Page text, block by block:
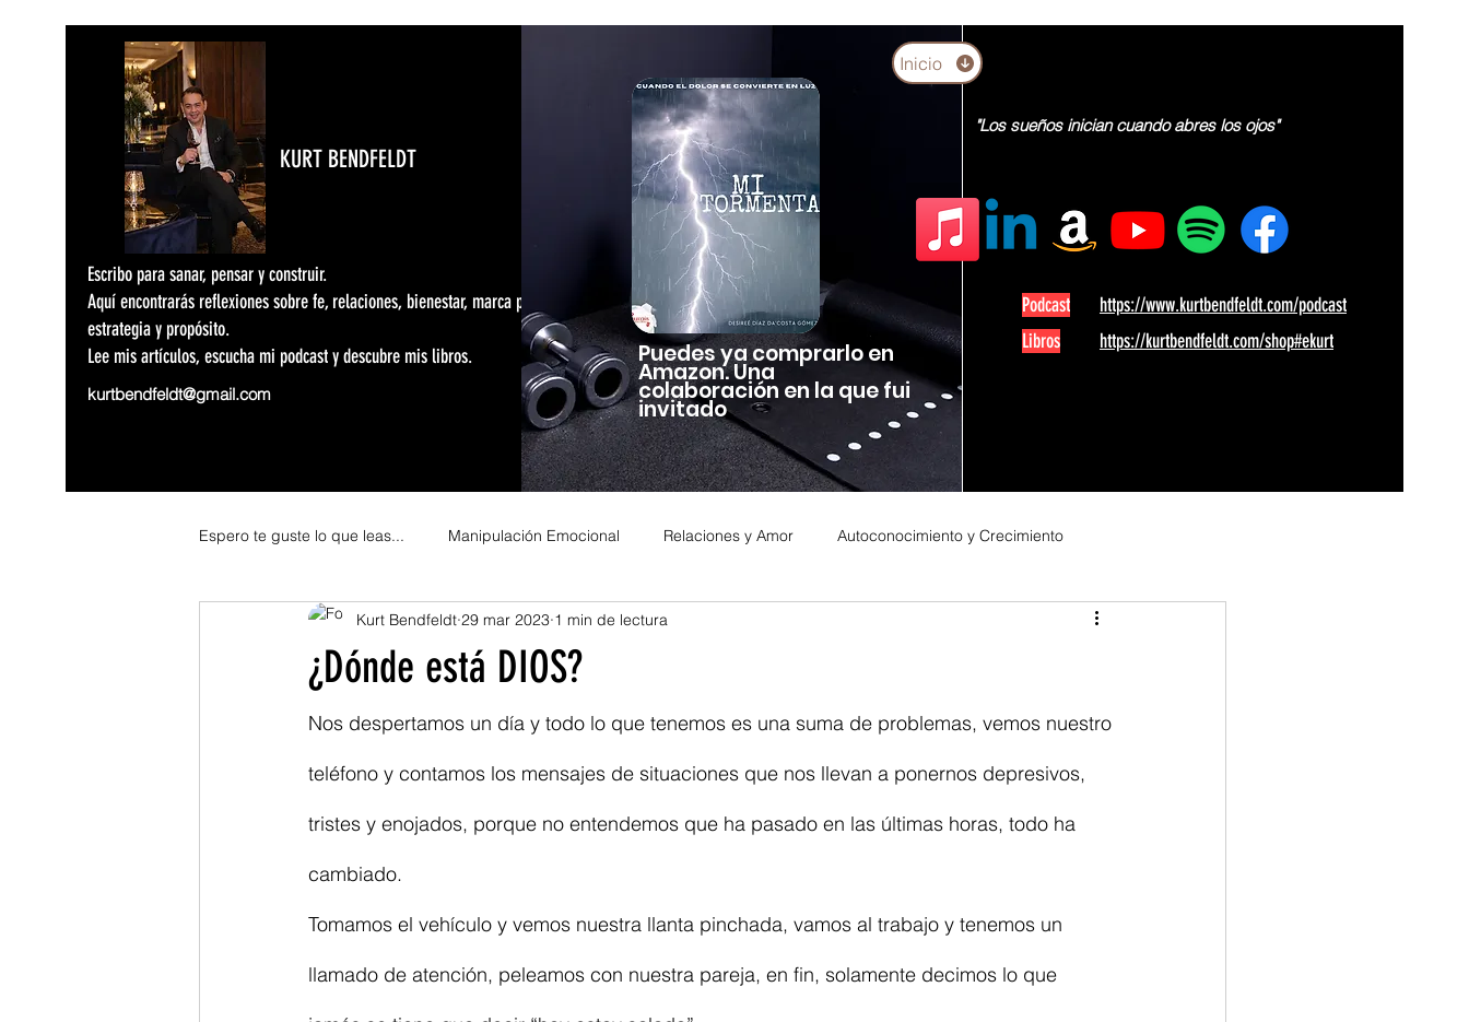
KURT BENDFELDT
Escribo para sanar, pensar y construir.
Aquí encontrarás reflexiones sobre fe, relaciones, bienestar, marca personal,
estrategia y propósito.
Lee mis artículos, escucha mi podcast y descubre mis libros.
kurtbendfeldt@gmail.com
Puedes ya comprarlo en
Amazon. Una
colaboración en la que fui
invitado
Inicio
"Los sueños inician cuando abres los ojos"
Podcast
Libros
https://www.kurtbendfeldt.com/podcast
https://kurtbendfeldt.com/shop#ekurt
Espero te guste lo que leas... Manipulación Emocional Relaciones y Amor Autoconocimiento y Crecimiento
Fe y Espiritualidad Reflexiones Personales
¿Dónde está DIOS?
Kurt Bendfeldt 29 mar 2023 1 min de lectura
Nos despertamos un día y todo lo que tenemos es una suma de problemas, vemos nuestro
teléfono y contamos los mensajes de situaciones que nos llevan a ponernos depresivos,
tristes y enojados, porque no entendemos que ha pasado en las últimas horas, todo ha
cambiado.
Tomamos el vehículo y vemos nuestra llanta pinchada, vamos al trabajo y tenemos un
llamado de atención, peleamos con nuestra pareja, en fin, solamente decimos lo que